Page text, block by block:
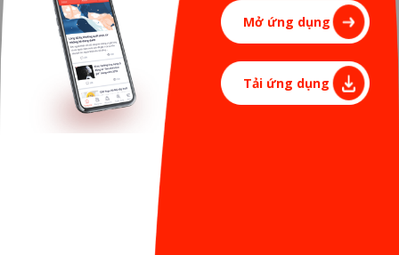
cao trải nghiệm người dùng, cũng như cải thiện chất
lượng của các dịch vụ trong hệ thống, bên cạnh việc
phát triển thêm các service mới, để bổ sung thêm
những điểm nhấn cho Viblo Platform, từ đó hướng
đến mục tiêu chuyển mình từ một"Free service for
technical knowledge sharing"
"Ultimate Platform for Learning and
Sharing IT Knowledge"
Platform). Dịch vụ tiếp theo trong Viblo Platform dự
kiến sẽ được công bố vào cuối quý 2 năm nay.
Mở ứng dụng
Tải ứng dụng